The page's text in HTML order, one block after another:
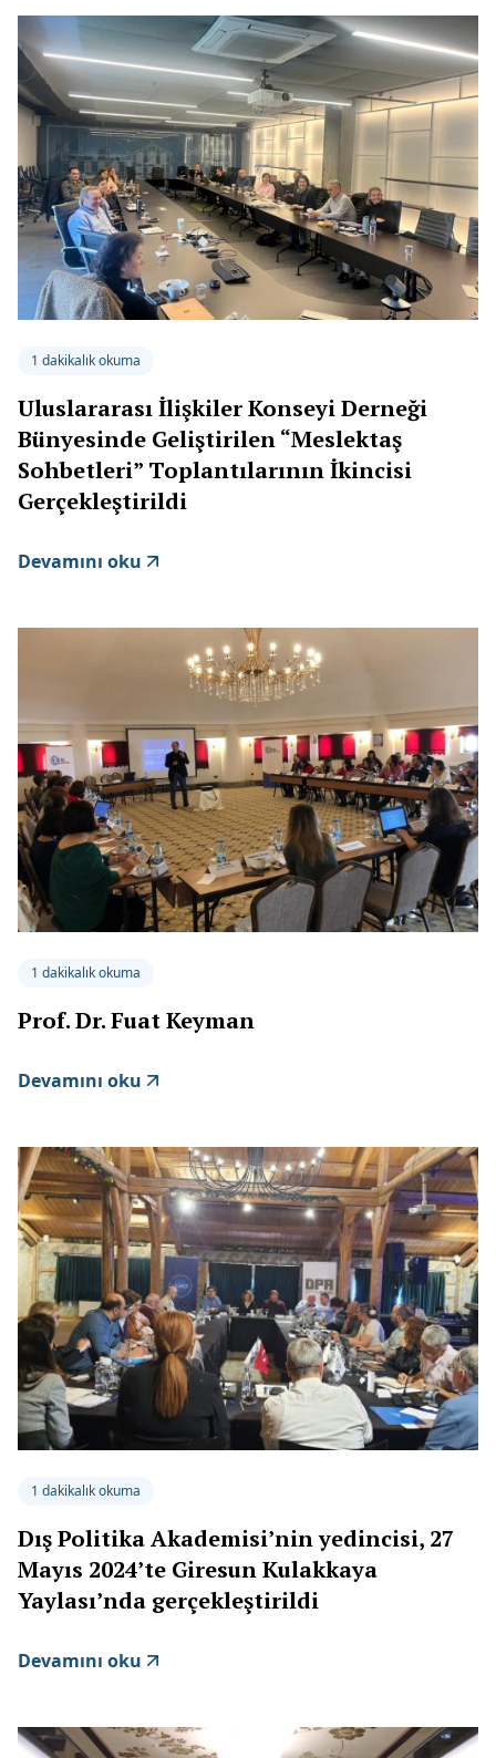
1 dakikalık okuma
Uluslararası İlişkiler Konseyi Derneği
Bünyesinde Geliştirilen “Meslektaş
Sohbetleri” Toplantılarının İkincisi
Gerçekleştirildi
Devamını oku
1 dakikalık okuma
Prof. Dr. Fuat Keyman
Devamını oku
1 dakikalık okuma
Dış Politika Akademisi’nin yedincisi, 27
Mayıs 2024’te Giresun Kulakkaya
Yaylası’nda gerçekleştirildi
Devamını oku